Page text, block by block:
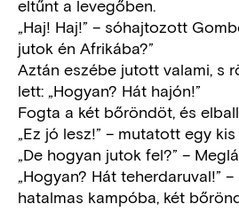
eltűnt a levegőben.
„Haj! Haj!” – sóhajtozott
jutok én Afrikába?”
Aztán eszébe jutott valami, s
lett: „Hogyan? Hát hajón!”
Fogta a két bőröndöt, és
„Ez jó lesz!” – mutatott egy
„De hogyan jutok fel?” –
„Hogyan? Hát teherdaruval!”
hatalmas kampóba, két